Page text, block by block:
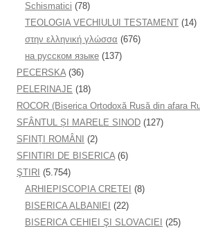
Schismatici (78)
TEOLOGIA VECHIULUI TESTAMENT (14)
στην ελληνική γλώσσα (676)
на русском языке (137)
PECERSKA(36)
PELERINAJE (18)
ROCOR (Biserica Ortodoxă Rusă din afara
SFÂNTUL ȘI MARELE SINOD (127)
SFINȚI ROMÂNI (2)
SFINTIRI DE BISERICA(6)
ŞTIRI (5.754)
ARHIEPISCOPIA CRETEI (8)
BISERICA ALBANIEI (22)
BISERICA CEHIEI ŞI SLOVACIEI (25)